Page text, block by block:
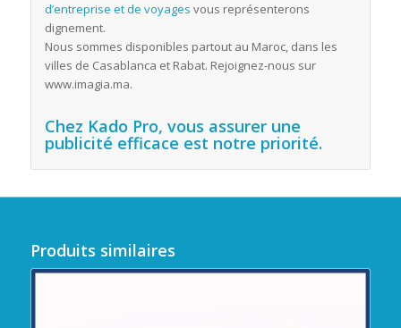
d’entreprise et de voyages vous représenterons
dignement.
Nous sommes disponibles partout au Maroc, dans les
villes de Casablanca et Rabat. Rejoignez-nous sur
www.imagia.ma.
Chez Kado Pro, vous assurer une
publicité efficace est notre priorité.
Produits similaires